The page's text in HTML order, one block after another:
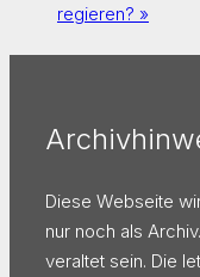
regieren? »
Diese Webseite
nur noch als
veraltet sein. Die